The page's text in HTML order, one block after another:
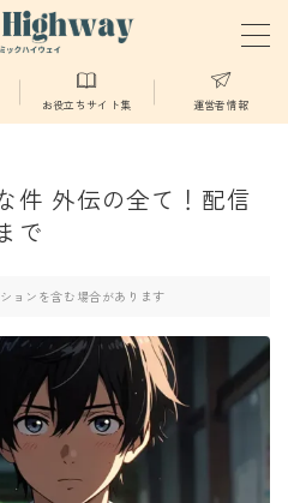
お役立ちサイト集 運営者情報
件 外伝の全て！配信
で
ョンを含む場合があります